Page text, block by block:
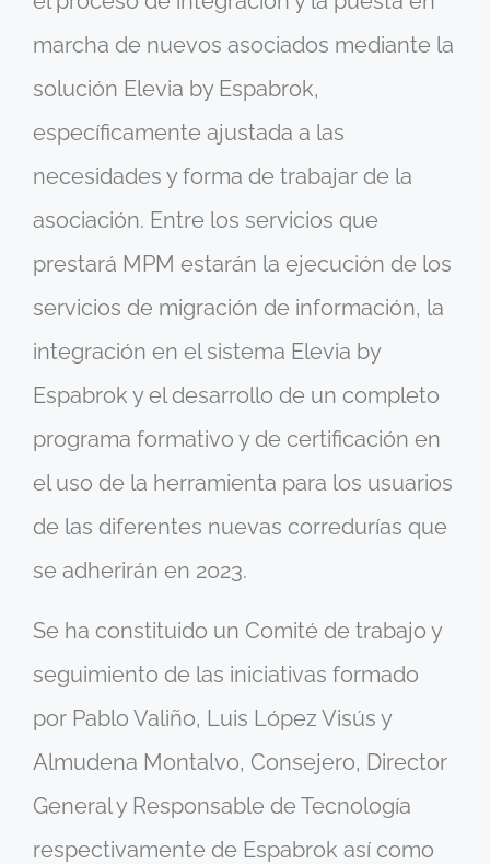
marcha de nuevos asociados mediante la
solución Elevia by Espabrok,
específicamente ajustada a las
necesidades y forma de trabajar de la
asociación. Entre los servicios que
prestará MPM estarán la ejecución de los
servicios de migración de información, la
integración en el sistema Elevia by
Espabrok y el desarrollo de un completo
programa formativo y de certificación en
el uso de la herramienta para los usuarios
de las diferentes nuevas corredurías que
se adherirán en 2023.
Se ha constituido un Comité de trabajo y
seguimiento de las iniciativas formado
por Pablo Valiño, Luis López Visús y
Almudena Montalvo, Consejero, Director
General y Responsable de Tecnología
respectivamente de Espabrok así como